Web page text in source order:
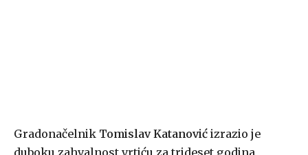
Gradonačelnik Tomislav Katanović izrazio je